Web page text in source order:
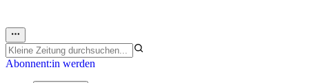
Abonnent:in werden